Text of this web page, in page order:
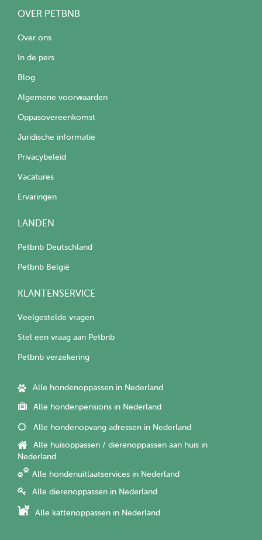
OVER PETBNB
Over ons
In de pers
Blog
Algemene voorwaarden
Oppasovereenkomst
Juridische informatie
Privacybeleid
Vacatures
Ervaringen
LANDEN
Petbnb Deutschland
Petbnb België
KLANTENSERVICE
Veelgestelde vragen
Stel een vraag aan Petbnb
Petbnb verzekering
Alle hondenoppassen in Nederland
Alle hondenpensions in Nederland
Alle hondenopvang adressen in Nederland
Alle huisoppassen / dierenoppassen aan huis in
Nederland
Alle hondenuitlaatservices in Nederland
Alle dierenoppassen in Nederland
Alle kattenoppassen in Nederland